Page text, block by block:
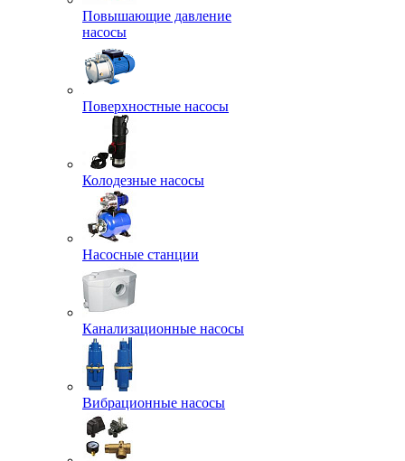
Повышающие давление
насосы
Поверхностные насосы
Колодезные насосы
Насосные станции
Канализационные насосы
Вибрационные насосы